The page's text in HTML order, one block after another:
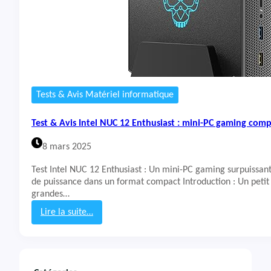
Tests & Avis Matériel informatique
Test & Avis Intel NUC 12 Enthusiast : mini-PC gaming
8 mars 2025
Test Intel NUC 12 Enthusiast : Un mini-PC gaming
de puissance dans un format compact Introduction : Un
grandes…
Lire la suite…
: